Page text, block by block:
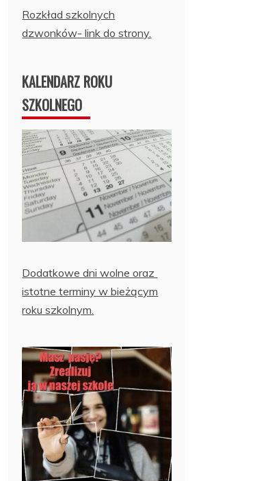
Rozkład szkolnych
dzwonków- link do strony.
KALENDARZ ROKU
SZKOLNEGO
Dodatkowe dni wolne oraz
istotne terminy w bieżącym
roku szkolnym.